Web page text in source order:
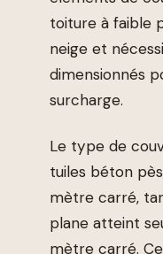
toiture à faible
neige et
dimensionnés
surcharge.
Le type de
tuiles béton
mètre carré,
plane atteint
mètre carré.